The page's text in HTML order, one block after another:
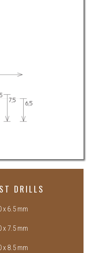
DRILLS
x 6.5 mm
x 7.5 mm
x 8.5 mm